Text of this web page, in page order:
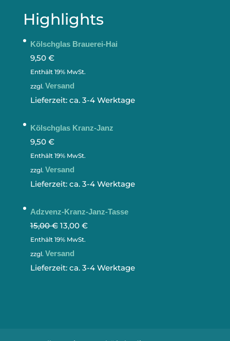
Highlights
Kölschglas Brauerei-Hai
9,50 €
Enthält 19% MwSt.
zzgl. Versand
Lieferzeit: ca. 3-4 Werktage
Kölschglas Kranz-Janz
9,50 €
Enthält 19% MwSt.
zzgl. Versand
Lieferzeit: ca. 3-4 Werktage
Adzvenz-Kranz-Janz-Tasse
15,00€ 13,00 €
Enthält 19% MwSt.
zzgl. Versand
Lieferzeit: ca. 3-4 Werktage